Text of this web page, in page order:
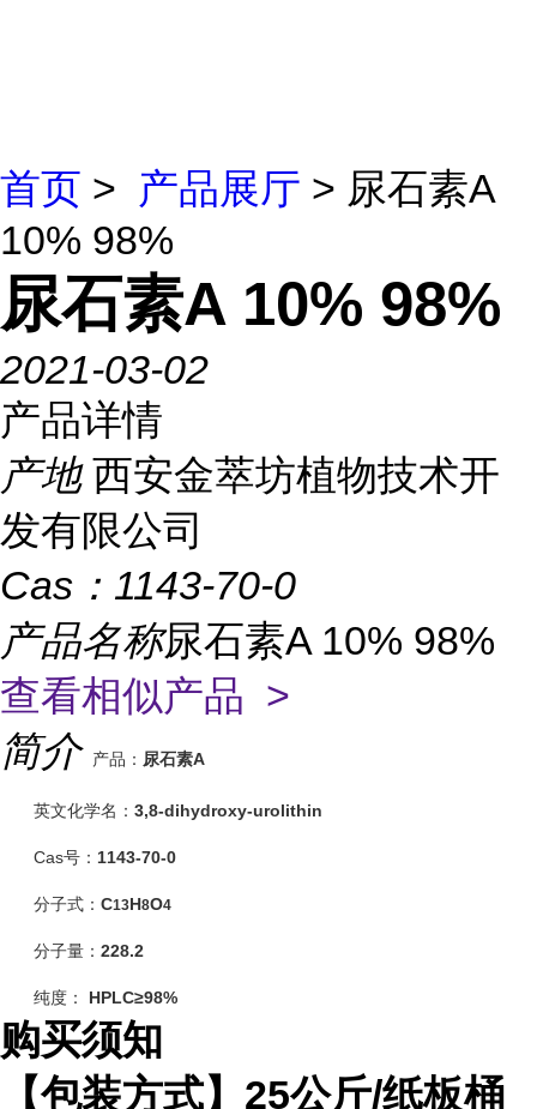
首页 > 产品展厅 > 尿石素A
10% 98%
尿石素A 10% 98%
2021-03-02
产品详情
产地 西安金萃坊植物技术开
发有限公司
Cas： 1143-70-0
产品名称尿石素A 10% 98%
查看相似产品 >
简介
产品： 尿石素A
英文化学名： 3,8-dihydroxy-urolithin
Cas号： 1143-70-0
分子式： C13H8O4
分子量： 228.2
纯度： HPLC≥98%
购买须知
【包装方式】 25公斤/纸板桶